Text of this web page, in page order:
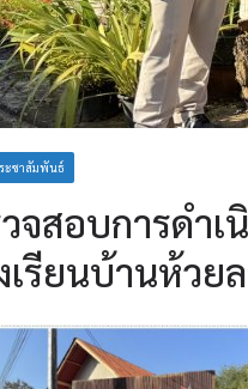
ะชาสัมพันธ์
จสอบการดำ
เรียนบ้านห้วย